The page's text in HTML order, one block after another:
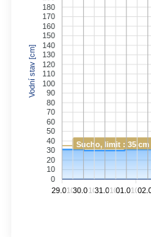
180
170
160
150
140
130
120
110
100
90
80
70
60
50
40
30
20
10
0
Vodní stav [cm]
Sucho, limit : 35 cm
29.07.10h30.07.10h31.07.10h01.08.10h